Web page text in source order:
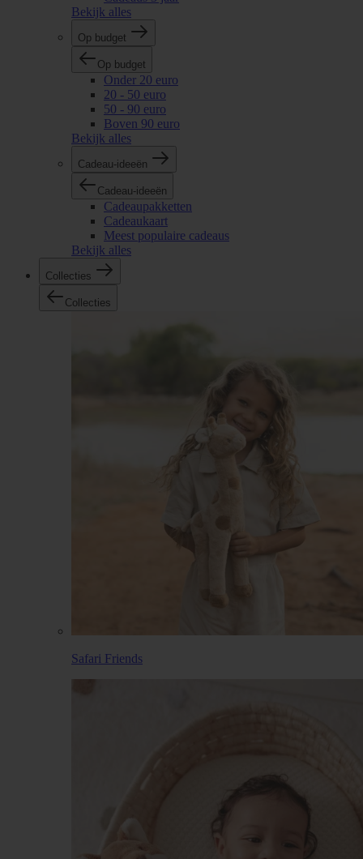
Bekijk alles
Op budget
Op budget
Onder 20 euro
20 - 50 euro
50 - 90 euro
Boven 90 euro
Bekijk alles
Cadeau-ideeën
Cadeau-ideeën
Cadeaupakketten
Cadeaukaart
Meest populaire cadeaus
Bekijk alles
Collecties
Collecties
Safari Friends